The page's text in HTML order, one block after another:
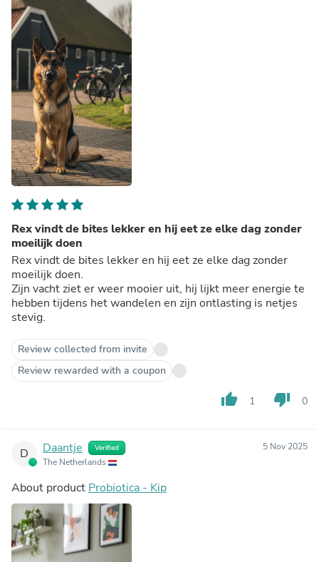
Rex vindt de bites lekker en hij eet ze elke dag zonder
moeilijk doen
Rex vindt de bites lekker en hij eet ze elke dag zonder
moeilijk doen.
Zijn vacht ziet er weer mooier uit, hij lijkt meer energie te
hebben tijdens het wandelen en zijn ontlasting is netjes
stevig.
Review collected from invite
Review rewarded with a coupon
thumb_up 1 thumb_down 0
D Daantje Verified
The Netherlands
5 Nov 2025
About product Probiotica - Kip